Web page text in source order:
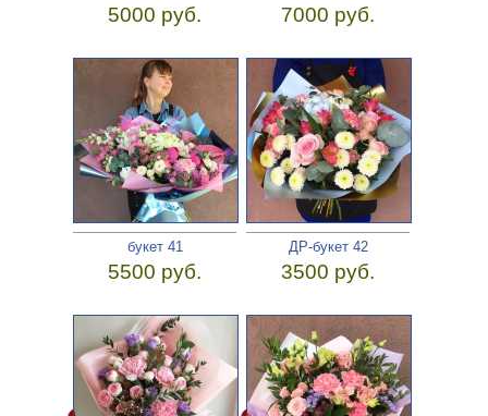
5000 руб. 7000 руб.
букет 41
5500 руб.
ДР-букет 42
3500 руб.